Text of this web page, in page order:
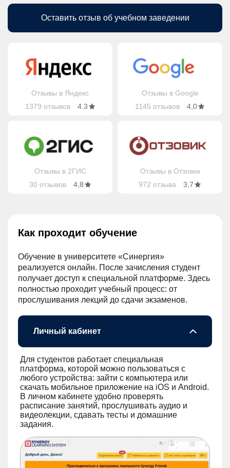
Оставить отзыв об учебном заведении
Отзывы в Яндекс
1379 отзывов
4.3
Отзывы в Google
1145 отзывов
4,0
Отзывы в 2ГИС
30 отзывов
4,8
Отзывы в Отзовик
972 отзыва
3,7
Как проходит обучение
Обучение в университете «Синергия»
реализуется онлайн. После зачисления студент
получает доступ к специальной платформе. Здесь
полностью проходит учебный процесс: от
прослушивания лекций до сдачи экзаменов.
Личный кабинет
Для студентов работает специальная
платформа, которой можно пользоваться с
любого устройства: зайти с компьютера или
скачать мобильное приложение на iOS и Android.
В личном кабинете удобно проверять
расписание занятий, прослушивать аудио и
видеолекции, сдавать тесты и домашние
задания.